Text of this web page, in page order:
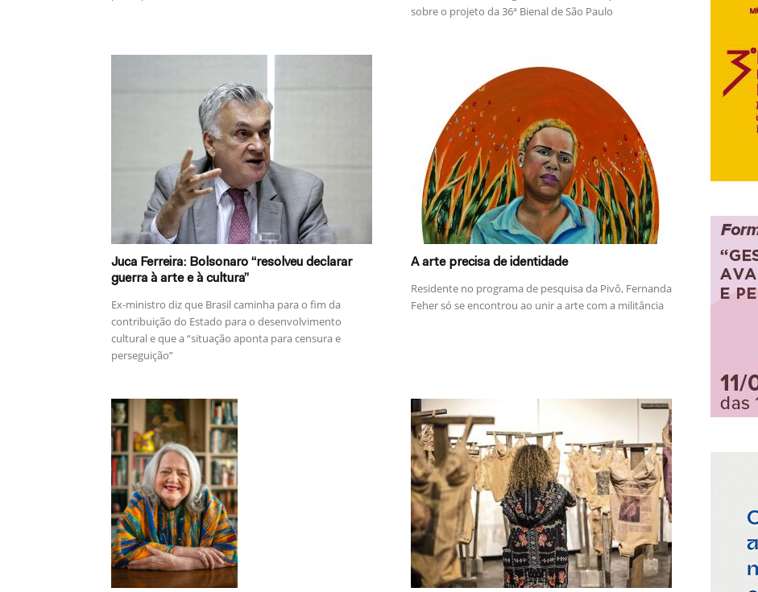
sobre o projeto da 36ª Bienal de São Paulo
Juca Ferreira: Bolsonaro “resolveu declarar
guerra à arte e à cultura”
Ex-ministro diz que Brasil caminha para o fim da
contribuição do Estado para o desenvolvimento
cultural e que a “situação aponta para censura e
perseguição”
A arte precisa de identidade
Residente no programa de pesquisa da Pivô, Fernanda
Feher só se encontrou ao unir a arte com a militância